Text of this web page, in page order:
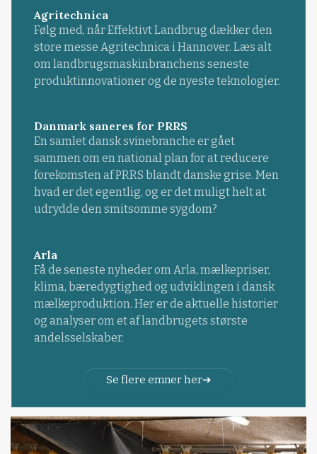
Agritechnica
Følg med, når Effektivt Landbrug dækker den
store messe Agritechnica i Hannover. Læs alt
om landbrugsmaskinbranchens seneste
produktinnovationer og de nyeste teknologier.
Danmark saneres for PRRS
En samlet dansk svinebranche er gået
sammen om en national plan for at reducere
forekomsten af PRRS blandt danske grise. Men
hvad er det egentlig, og er det muligt helt at
udrydde den smitsomme sygdom?
Arla
Få de seneste nyheder om Arla, mælkepriser,
klima, bæredygtighed og udviklingen i dansk
mælkeproduktion. Her er de aktuelle historier
og analyser om et af landbrugets største
andelsselskaber.
Se flere emner her